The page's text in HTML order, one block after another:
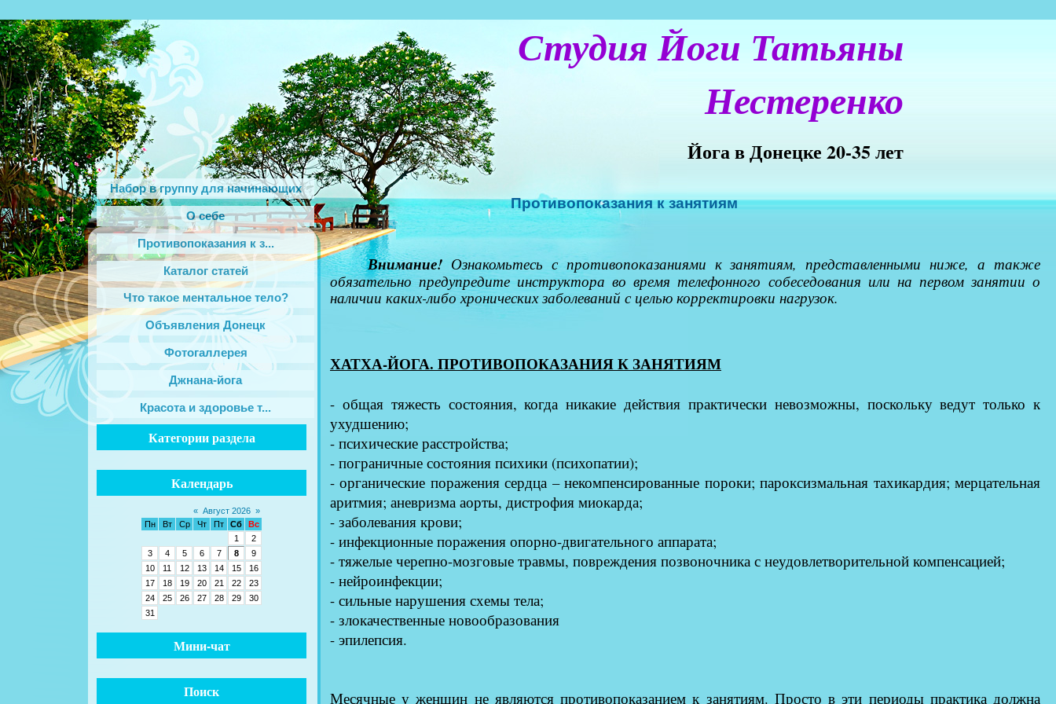
Студия Йоги Татьяны
Нестеренко
Йога в Донецке 20-35 лет
Набор в группу для начинающих
О себе
Противопоказания к з...
Каталог статей
Что такое ментальное тело?
Объявления Донецк
Фотогаллерея
Джнана-йога
Красота и здоровье т...
Категории раздела
Календарь
« Август 2026 »
Пн
Вт Ср Чт Пт Сб
Вс
1
2
3
4 5 6 7 8
9
10
11 12 13 14 15
16
17
18 19 20 21 22
23
24
25 26 27 28 29
30
31
Мини-чат
Поиск
Противопоказания к занятиям
Внимание! Ознакомьтесь с противопоказаниями к занятиям, представленными ниже, а также
обязательно предупредите инструктора во время телефонного собеседования или на первом занятии о
наличии каких-либо хронических заболеваний с целью корректировки нагрузок.
ХАТХА-ЙОГА. ПРОТИВОПОКАЗАНИЯ К ЗАНЯТИЯМ
- общая тяжесть состояния, когда никакие действия практически невозможны, поскольку ведут только к
ухудшению;
- психические расстройства;
- пограничные состояния психики (психопатии);
- органические поражения сердца – некомпенсированные пороки; пароксизмальная тахикардия; мерцательная
аритмия; аневризма аорты, дистрофия миокарда;
- заболевания крови;
- инфекционные поражения опорно-двигательного аппарата;
- тяжелые черепно-мозговые травмы, повреждения позвоночника с неудовлетворительной компенсацией;
- нейроинфекции;
- сильные нарушения схемы тела;
- злокачественные новообразования
- эпилепсия.
Месячные у женщин не являются противопоказанием к занятиям. Просто в эти периоды практика должна